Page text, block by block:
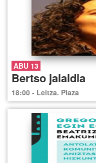
ABU 13
Bertso jaialdia
18:00 - Leitza. Plaza